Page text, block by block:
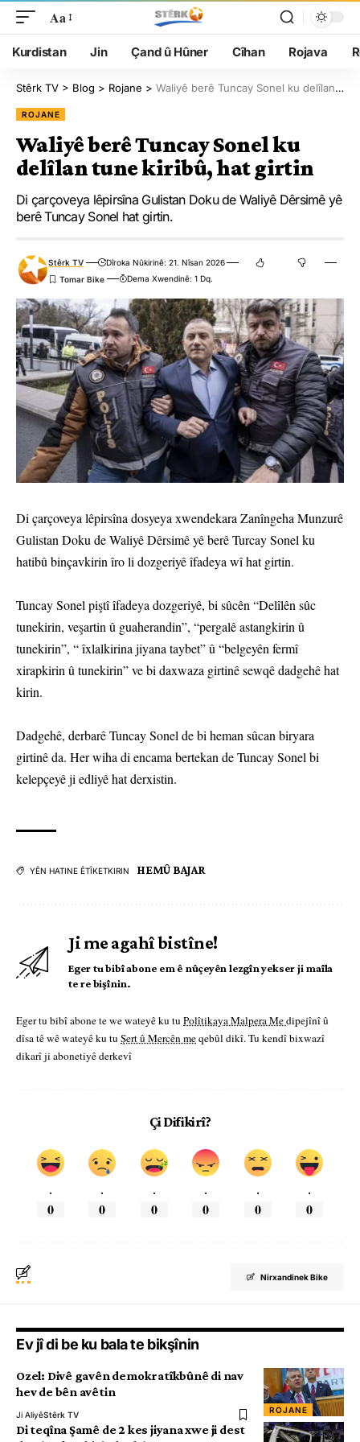
Aa
Kurdistan Jin Çand û Hûner Cîhan Rojava
Stêrk TV > Blog > Rojane > Waliyê berê Tuncay Sonel ku delîlan tune kiribû, hat girtin
ROJANE
Waliyê berê Tuncay Sonel ku
delîlan tune kiribû, hat girtin
Di çarçoveya lêpirsîna Gulistan Doku de Waliyê Dêrsimê yê
berê Tuncay Sonel hat girtin.
Stêrk TV
Dîroka Nûkirinê: 21. Nîsan 2026
Dema Xwendinê: 1 Dq.
Di çarçoveya lêpirsîna dosyeya xwendekara Zanîngeha Munzurê
Gulistan Doku de Waliyê Dêrsimê yê berê Turcay Sonel ku
hatibû binçavkirin îro li dozgeriyê îfadeya wî hat girtin.
Tuncay Sonel piştî îfadeya dozgeriyê, bi sûcên “Delîlên sûc
tunekirin, veşartin û guaherandin”, “pergalê astangkirin û
tunekirin”, “ îxlalkirina jiyana taybet” û “belgeyên fermî
xirapkirin û tunekirin” ve bi daxwaza girtinê sewqê dadgehê hat
kirin.
Dadgehê, derbarê Tuncay Sonel de bi heman sûcan biryara
girtinê da. Her wiha di encama bertekan de Tuncay Sonel bi
kelepçeyê ji edliyê hat derxistin.
YÊN HATINE ÊTÎKETKIRIN HEMÛ BAJAR
Ji me agahî bistîne!
Eger tu bibî abone em ê nûçeyên lezgîn yekser ji maîla
te re bişînin.
Eger tu bibî abone te we wateyê ku tu Polîtikaya Malpera Medipejînî û
dîsa tê wê wateyê ku tu Şert û Mercên meqebûl dikî. Tu kendî bixwazî
dikarî ji abonetiyê derkevî
Çi Difikirî?
.
0
.
0
.
0
.
0
.
0
.
0
Nirxandinek Bike
Ev jî di be ku bala te bikşînin
ROJANE
Ozel: Divê gavên demokratîkbûnê di nav
hev de bên avêtin
Ji AliyêStêrk TV
Di teqîna Şamê de 2 kes jiyana xwe ji dest